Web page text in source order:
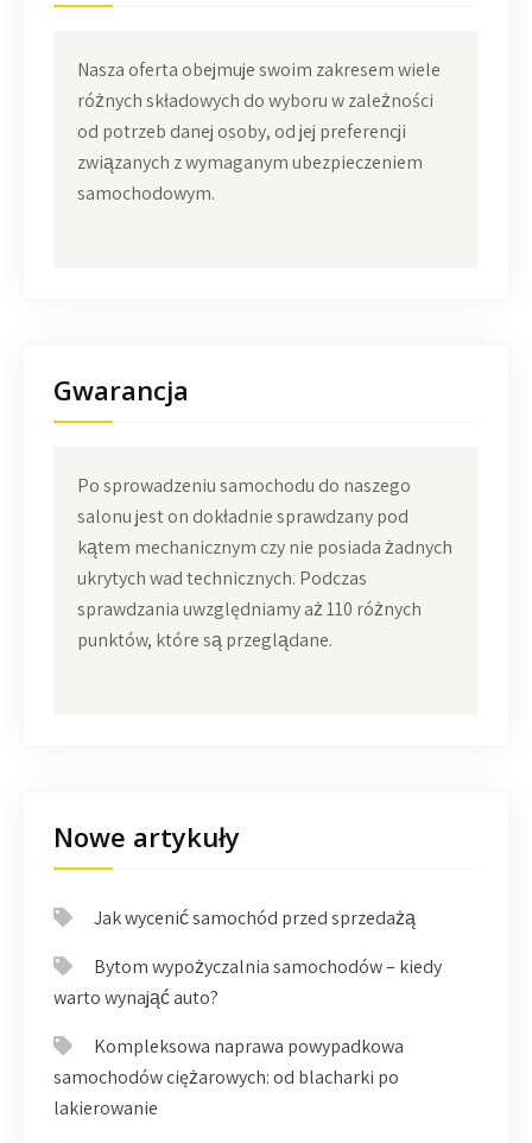
Nasza oferta obejmuje swoim zakresem wiele
różnych składowych do wyboru w zależności
od potrzeb danej osoby, od jej preferencji
związanych z wymaganym ubezpieczeniem
samochodowym.
Gwarancja
Po sprowadzeniu samochodu do naszego
salonu jest on dokładnie sprawdzany pod
kątem mechanicznym czy nie posiada żadnych
ukrytych wad technicznych. Podczas
sprawdzania uwzględniamy aż 110 różnych
punktów, które są przeglądane.
Nowe artykuły
Jak wycenić samochód przed sprzedażą
Bytom wypożyczalnia samochodów – kiedy
warto wynająć auto?
Kompleksowa naprawa powypadkowa
samochodów ciężarowych: od blacharki po
lakierowanie